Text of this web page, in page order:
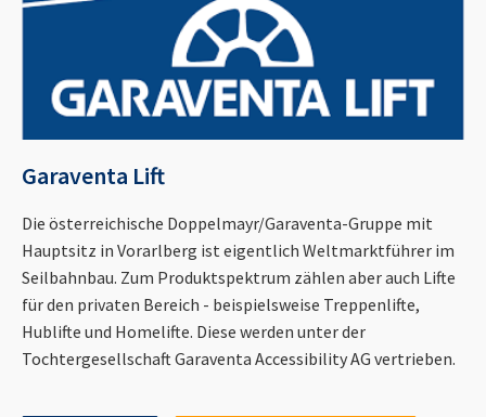
Garaventa Lift
Die österreichische Doppelmayr/Garaventa-Gruppe mit
Hauptsitz in Vorarlberg ist eigentlich Weltmarktführer im
Seilbahnbau. Zum Produktspektrum zählen aber auch Lifte
für den privaten Bereich - beispielsweise Treppenlifte,
Hublifte und Homelifte. Diese werden unter der
Tochtergesellschaft Garaventa Accessibility AG vertrieben.